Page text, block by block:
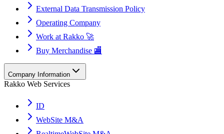
External Data Transmission Policy
Operating Company
Work at Rakko 🚀
Buy Merchandise 🏬
Company Information
Rakko Web Services
ID
WebSite M&A